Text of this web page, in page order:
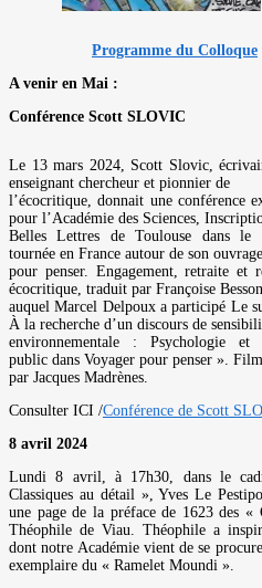
Programme du Colloque
A venir en Mai :
Conférence Scott SLOVIC
Le 13 mars 2024, Scott Slovic,
enseignant chercheur et pionnier de
l’écocritique, donnait une conférence
pour l’Académie des Sciences,
Belles Lettres de Toulouse dans le
tournée en France autour de son
pour penser. Engagement, retraite et
écocritique, traduit par Françoise
auquel Marcel Delpoux a participé Le
À la recherche d’un discours de
environnementale : Psychologie et
public dans Voyager pour penser ».
par Jacques Madrènes.
Consulter ICI /Conférence de Scott
8 avril 2024
Lundi 8 avril, à 17h30, dans le
Classiques au détail », Yves Le
une page de la préface de 1623 des
Théophile de Viau. Théophile a
dont notre Académie vient de se
exemplaire du « Ramelet Moundi ».